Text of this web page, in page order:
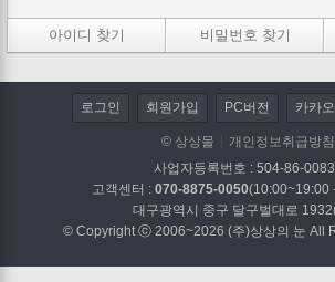
아이디 찾기 비밀번호 찾기
로그인 회원가입 PC버전 카카
© 상상몰
개인정보취급방침
사업자등록번호 : 504-86-
고객센터 : 070-8875-0050(10:00~19:00
대구광역시 중구 달구벌대로
© Copyright ⓒ 2006~2026 (주)상상의 눈 All